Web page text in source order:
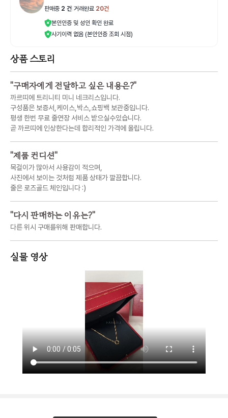
판매중 2 건 거래완료 20건
본인인증 및 성인 확인 완료
사기이력 없음 (본인인증 조회 시점)
상품 스토리
"구매자에게 전달하고 싶은 내용은?"
까르띠에 트리니티 미니 네크리스입니다.
구성품은 보증서,케이스,박스,쇼핑백 보관중입니다.
평생 한번 무료 줄연장 서비스 받으실수있습니다.
곧 까르띠에 인상한다는데 합리적인 가격에 올립니다.
"제품 컨디션"
목걸이가 많아서 사용감이 적으며,
사진에서 보이는 것처럼 제품 상태가 깔끔합니다.
줄은 로즈골드 체인입니다 :)
"다시 판매하는 이유는?"
다른 위시 구매를위해 판매합니다.
실물 영상